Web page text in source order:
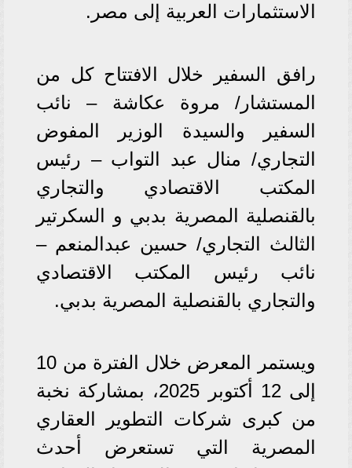
الاستثمارات العربية إلى مصر.
رافق السفير خلال الافتتاح كل من
المستشار/ مروة عكاشة – نائب
السفير والسيدة الوزير المفوض
التجاري/ منال عبد التواب – رئيس
المكتب الاقتصادي والتجاري
بالقنصلية المصرية بدبي و السكرتير
الثالث التجاري/ حسين عبدالمنعم –
نائب رئيس المكتب الاقتصادي
والتجاري بالقنصلية المصرية بدبي.
ويستمر المعرض خلال الفترة من 10
إلى 12 أكتوبر 2025، بمشاركة نخبة
من كبرى شركات التطوير العقاري
المصرية التي تستعرض أحدث